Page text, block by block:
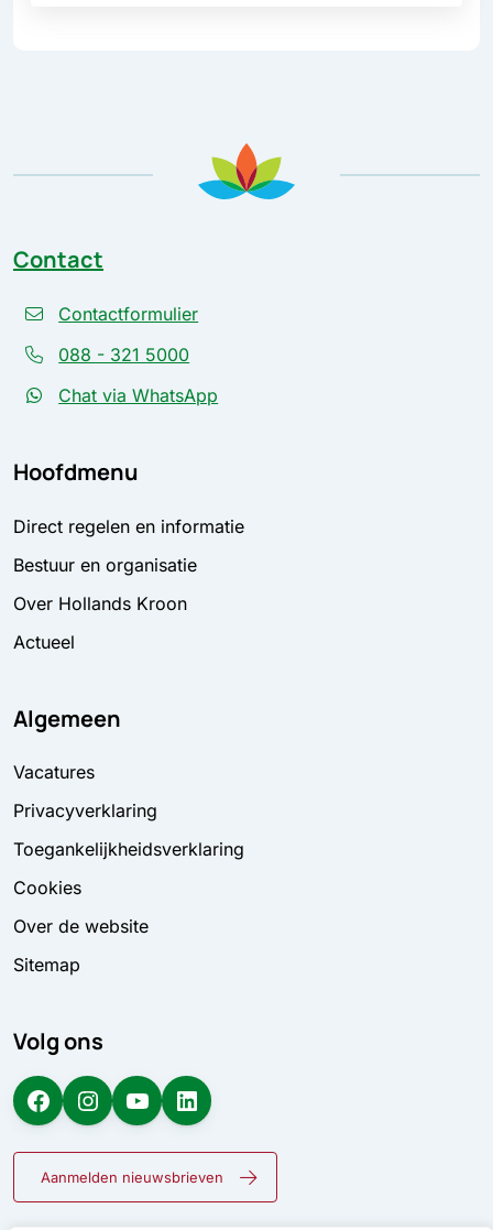
Contact
Contactformulier
088 - 321 5000
Chat via WhatsApp
Hoofdmenu
Direct regelen en informatie
Bestuur en organisatie
Over Hollands Kroon
Actueel
Algemeen
Vacatures
Privacyverklaring
Toegankelijkheidsverklaring
Cookies
Over de website
Sitemap
Volg ons
Facebook Instagram YouTube LinkedIn
Aanmelden nieuwsbrieven